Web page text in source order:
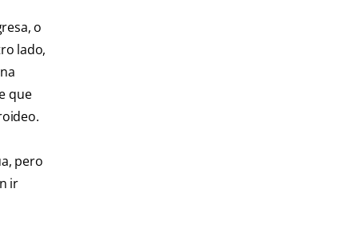
o
lado,
que
pero
ir